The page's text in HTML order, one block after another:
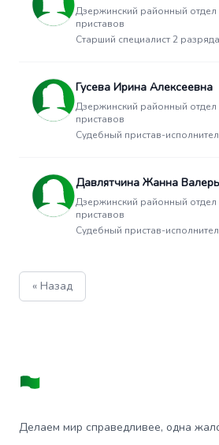
Дзержинский районный отдел
приставов
Старший специалист 2 разряда
Гусева Ирина Алексеевна
Дзержинский районный отдел
приставов
Судебный пристав-
Давлятчина Жанна
Дзержинский районный отдел
приставов
Судебный пристав-
« Назад
Делаем мир справедливее, одна